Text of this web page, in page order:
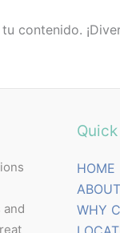
contenido.
HOME
WHY